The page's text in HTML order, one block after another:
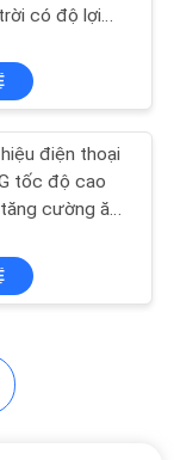
có độ lợi
điện thoại
tốc độ cao
cường ăng